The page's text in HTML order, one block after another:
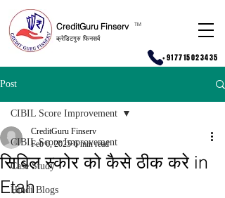
CreditGuru Finserv
क्रेडिटगुरु फिनसर्व
TM
+917715023435
Post
CIBIL Score Improvement
Case Study
Hindi Blogs
CIBIL Score Improvement
सिबिल स्कोर को कैसे ठीक करे in
Etah
CreditGuru Finserv
Feb 6, 2025 6 min read